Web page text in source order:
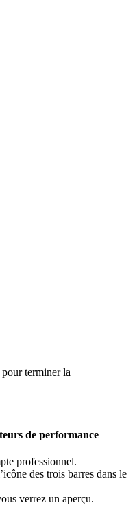
terminer la
de performance
professionnel.
des trois barres dans le
verrez un aperçu.